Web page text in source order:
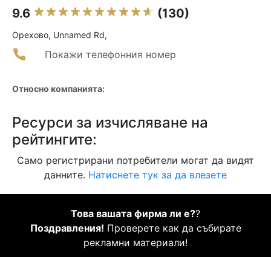
9.6 (130)
Орехово, Unnamed Rd,
Покажи телефонния номер
Относно компанията:
Ресурси за изчисляване на
рейтингите:
Само регистрирани потребители могат да видят
данните. Натиснете тук за да влезете
Това вашата фирма ли е??
Поздравления! Проверете как да събирате
рекламни материали!